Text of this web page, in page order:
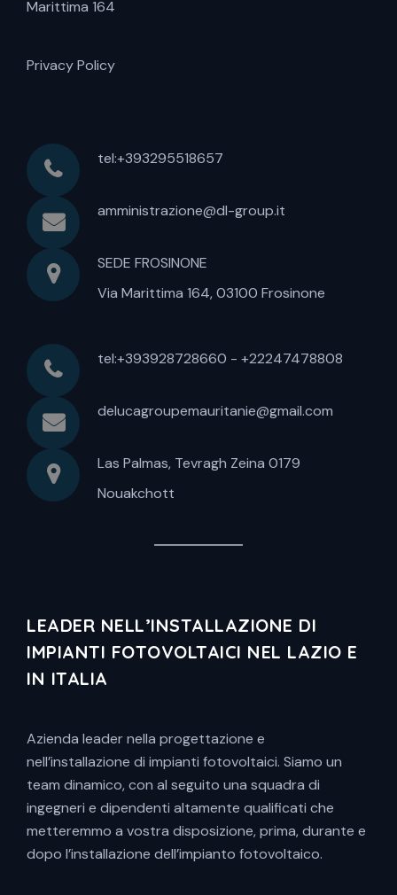
Marittima 164
Privacy Policy
tel:+393295518657
amministrazione@dl-group.it
SEDE FROSINONE
Via Marittima 164, 03100 Frosinone
tel:+393928728660 - +22247478808
delucagroupemauritanie@gmail.com
Las Palmas, Tevragh Zeina 0179
Nouakchott
LEADER NELL’INSTALLAZIONE DI
IMPIANTI FOTOVOLTAICI NEL LAZIO E
IN ITALIA
Azienda leader nella progettazione e
nell’installazione di impianti fotovoltaici. Siamo un
team dinamico, con al seguito una squadra di
ingegneri e dipendenti altamente qualificati che
metteremmo a vostra disposizione, prima, durante e
dopo l’installazione dell’impianto fotovoltaico.